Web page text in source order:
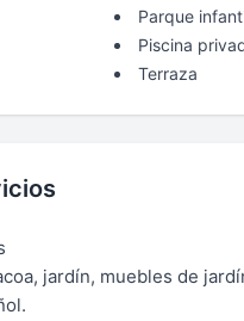
Parque
Piscina
Terraza
jardín, muebles de